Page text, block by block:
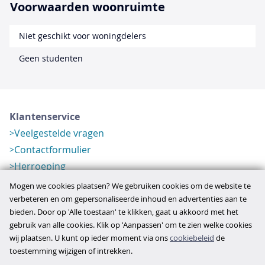
Voorwaarden woonruimte
Niet geschikt voor woningdelers
Geen studenten
Klantenservice
Veelgestelde vragen
Contactformulier
Herroeping
Over ons
Bedrijfsgegevens
Werkwijze
Overzichten
Verlopen aanbod
Mogen we cookies plaatsen? We gebruiken cookies om de website te
verbeteren en om gepersonaliseerde inhoud en advertenties aan te
bieden. Door op 'Alle toestaan' te klikken, gaat u akkoord met het
gebruik van alle cookies. Klik op 'Aanpassen' om te zien welke cookies
wij plaatsen. U kunt op ieder moment via onscookiebeleid de
toestemming wijzigen of intrekken.